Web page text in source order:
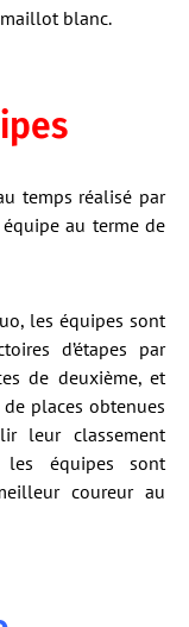
blanc.
temps réalisé par
au terme de
les équipes sont
d’étapes par
de deuxième, et
places obtenues
leur classement
équipes sont
coureur au